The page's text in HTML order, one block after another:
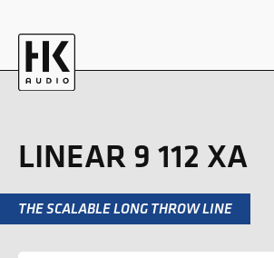
LINEAR 9 112 XA
THE SCALABLE LONG THROW LINE